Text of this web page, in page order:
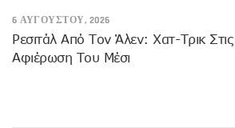
6 ΑΥΓΟΎΣΤΟΥ, 2026
Ρεσιτάλ Από Τον Άλεν: Χατ-Τρικ
Αφιέρωση Του Μέσι